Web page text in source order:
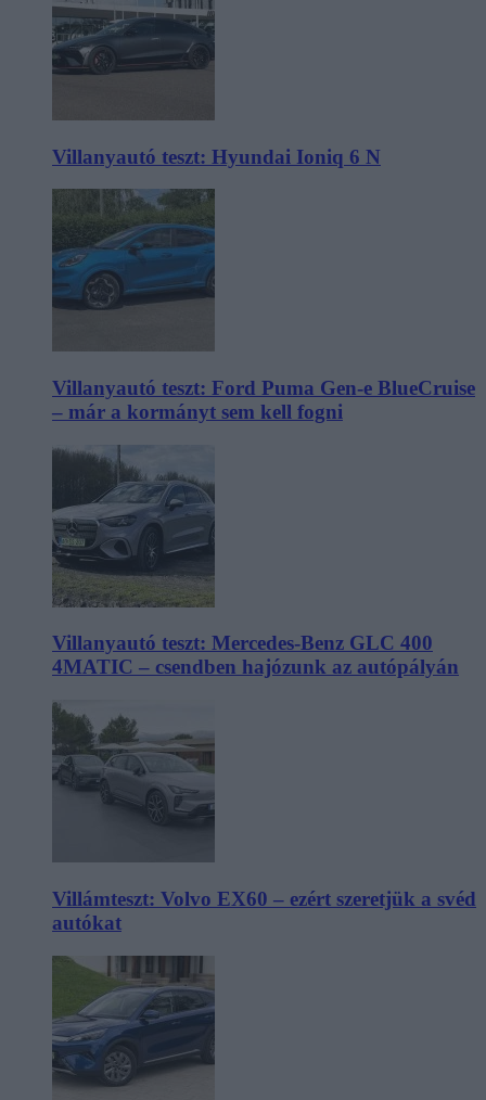
Villanyautó teszt: Hyundai Ioniq 6 N
Villanyautó teszt: Ford Puma Gen-e BlueCruise
– már a kormányt sem kell fogni
Villanyautó teszt: Mercedes-Benz GLC 400
4MATIC – csendben hajózunk az autópályán
Villámteszt: Volvo EX60 – ezért szeretjük a svéd
autókat